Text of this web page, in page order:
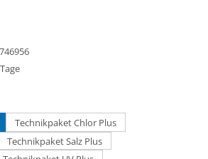
Technikpaket Chlor Plus
Technikpaket Salz Plus